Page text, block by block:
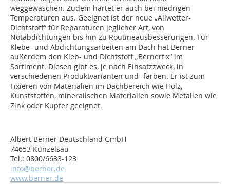
weggewaschen. Zudem härtet er auch bei niedrigen
Temperaturen aus. Geeignet ist der neue „Allwetter-
Dichtstoff“ für Reparaturen jeglicher Art, von
Notabdichtungen bis hin zu Routineausbesserungen. Für
Klebe- und Abdichtungsarbeiten am Dach hat Berner
außerdem den Kleb- und Dichtstoff „Bernerfix“ im
Sortiment. Diesen gibt es, je nach Einsatzzweck, in
verschiedenen Produktvarianten und -farben. Er ist zum
Fixieren von Materialien im Dachbereich wie Holz,
Kunststoffen, mineralischen Materialien sowie Metallen wie
Zink oder Kupfer geeignet.
Albert Berner Deutschland GmbH
74653 Künzelsau
Tel.: 0800/6633-123
info@berner.de
www.berner.de